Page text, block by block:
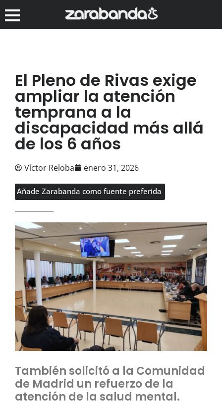
El Pleno de Rivas exige
ampliar la atención
temprana a la
discapacidad más allá
de los 6 años
Víctor Reloba enero 31, 2026
Añade Zarabanda como fuente preferida
También solicitó a la Comunidad
de Madrid un refuerzo de la
atención de la salud mental.